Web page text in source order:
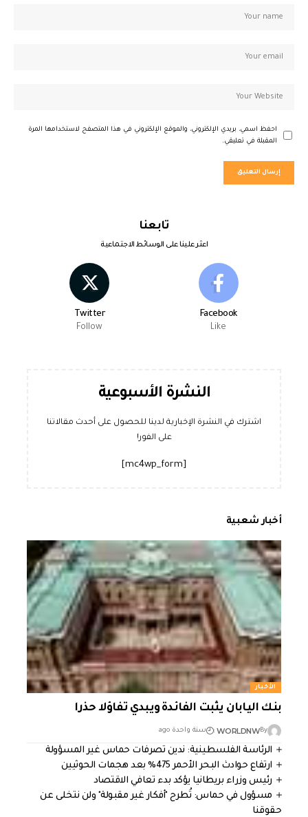
احفظ اسمي، بريدي الإلكتروني، والموقع الإلكتروني في هذا المتصفح لاستخدامها المرة
المقبلة في تعليقي.
تابعنا
اعثر علينا على الوسائط الاجتماعية
Facebook
Like
Twitter
Follow
النشرة الأسبوعية
اشترك في النشرة الإخبارية لدينا للحصول على أحدث مقالاتنا
على الفور!
أخبار شعبية
الأخبار
بنك اليابان يثبت الفائدة ويبدي تفاؤلا حذرا
By
WORLDNW سنة واحدة ago
الرئاسة الفلسطينية: ندين تصرفات حماس غير المسؤولة
ارتفاع حوادث البحر الأحمر 475% بعد هجمات الحوثيين
رئيس وزراء بريطانيا يؤكد بدء تعافي الاقتصاد
مسؤول في حماس: تُطرح "أفكار غير مقبولة" ولن نتخلى عن
حقوقنا